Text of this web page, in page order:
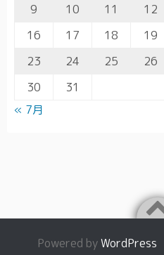
9
10 11 12
16
17 18 19
23
24 25 26
30
31
« 7月
Powered byWordPress